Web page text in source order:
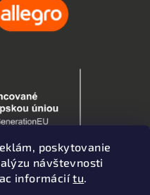
poskytovanie
návštevnosti
informáciítu.